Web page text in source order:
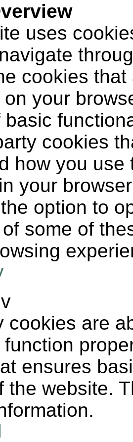
uses
cookies
your
basic
cookies
how you
your
option to
some of
cookies are
ensures
the website.